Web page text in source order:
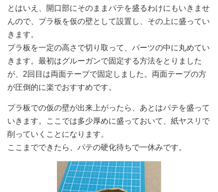
とはいえ、開口部にそのままパテを盛るわけにもいきませ
んので、プラ板を仮の壁として設置し、その上に盛ってい
きます。
プラ板を一定の高さで切り取って、パーツの中に丸めてい
きます。最初はグルーガンで固定する方法をとりました
が、2回目は両面テープで固定しました。両面テープの方
が圧倒的に楽でおすすめです。
プラ板での仮の壁が出来上がったら、あとはパテを盛って
いきます。ここでは多少厚めに盛っておいて、紙ヤスリで
削っていくことになります。
ここまでできたら、パテの硬化待ちで一休みです。